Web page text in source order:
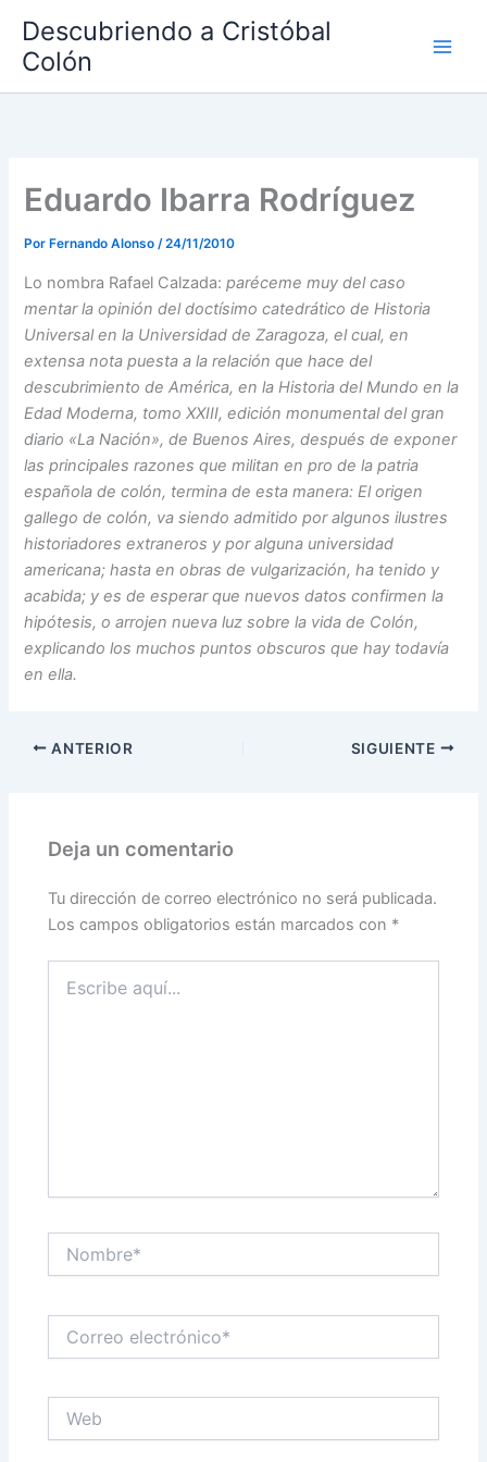
contenido
Descubriendo a Cristóbal
Colón
Eduardo Ibarra Rodríguez
Por Fernando Alonso/24/11/2010
Lo nombra Rafael Calzada:paréceme muy del caso
mentar la opinión del doctísimo catedrático de Historia
Universal en la Universidad de Zaragoza, el cual, en
extensa nota puesta a la relación que hace del
descubrimiento de América, en la Historia del Mundo en la
Edad Moderna, tomo XXIII, edición monumental del gran
diario «La Nación», de Buenos Aires, después de exponer
las principales razones que militan en pro de la patria
española de colón, termina de esta manera: El origen
gallego de colón, va siendo admitido por algunos ilustres
historiadores extraneros y por alguna universidad
americana; hasta en obras de vulgarización, ha tenido y
acabida; y es de esperar que nuevos datos confirmen la
hipótesis, o arrojen nueva luz sobre la vida de Colón,
explicando los muchos puntos obscuros que hay todavía
en ella.
ANTERIOR SIGUIENTE
Deja un comentario
Tu dirección de correo electrónico no será publicada.
Los campos obligatorios están marcados con *
aquí...
electrónico*